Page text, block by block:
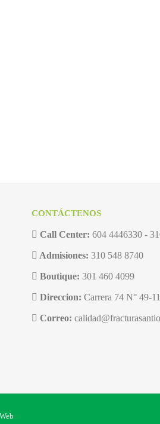
CONTÁCTENOS
Call Center: 604 4446330 -
Admisiones: 310 548 8740
Boutique: 301 460 4099
Direccion: Carrera 74 N° 49-
Correo: